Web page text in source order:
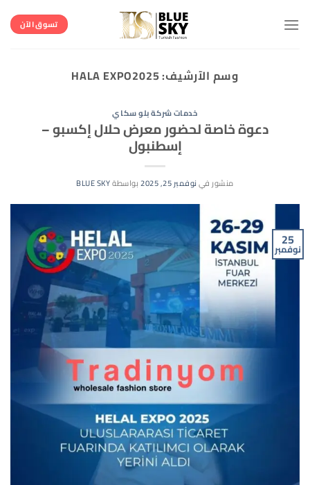
للمحتوى
تسوق الآن
وسم الآرشيف:HALA EXPO2025
خدمات شركة بلو سكاي
دعوة خاصة لحضور معرض حلال إكسبو –
إسطنبول
منشور فينوفمبر 25, 2025 بواسطةBLUE SKY
25
نوفمبر